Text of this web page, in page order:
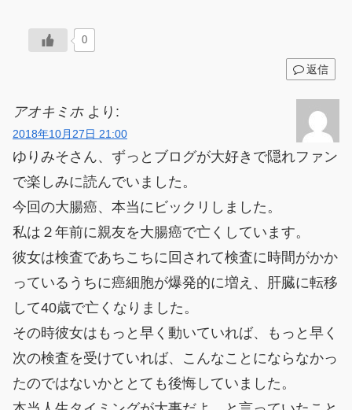
0
返信
アオキミホ より:
2018年10月27日 21:00
ゆりみそさん、ずっとブログが大好きで隠れファン
で楽しみに読んでいました。
今回の大腸癌、本当にビックリしました。
私は２年前に親友を大腸癌で亡くしています。
彼女は検査であちこちに回されて検査に時間がかか
っているうちに癌細胞が爆発的に増え、肝臓に転移
して40歳で亡くなりました。
その時彼女はもっと早く動いていれば、もっと早く
次の検査を受けていれば、こんなことにならなかっ
たのではないかととても後悔していました。